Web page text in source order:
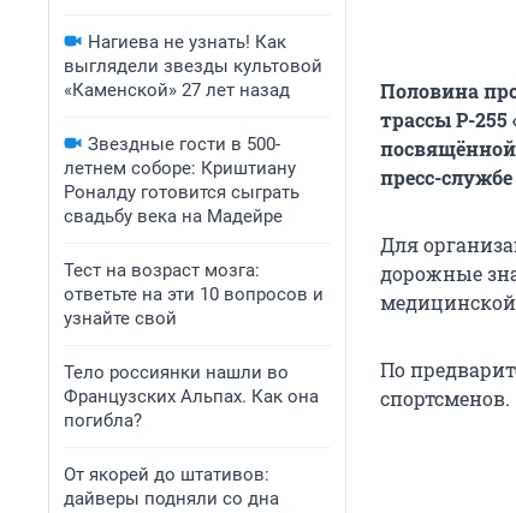
Нагиева не узнать! Как
выглядели звезды культовой
«Каменской» 27 лет назад
Звездные гости в 500-
летнем соборе: Криштиану
Роналду готовится сыграть
свадьбу века на Мадейре
Тест на возраст мозга:
ответьте на эти 10 вопросов и
узнайте свой
Тело россиянки нашли во
Французских Альпах. Как она
погибла?
От якорей до штативов:
дайверы подняли со дна
Половина
трассы Р-255
пресс-
Для
дорожные
По
спортсменов.